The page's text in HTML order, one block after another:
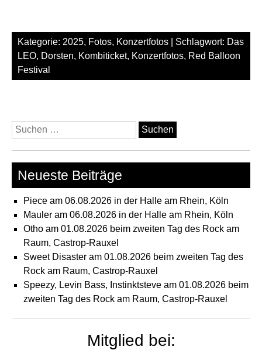
Kategorie: 2025, Fotos, Konzertfotos | Schlagwort: Das
LEO, Dorsten, Kombiticket, Konzertfotos, Red Balloon
Festival
Suchen
nach:
Neueste Beiträge
Piece am 06.08.2026 in der Halle am Rhein, Köln
Mauler am 06.08.2026 in der Halle am Rhein, Köln
Otho am 01.08.2026 beim zweiten Tag des Rock am
Raum, Castrop-Rauxel
Sweet Disaster am 01.08.2026 beim zweiten Tag des
Rock am Raum, Castrop-Rauxel
Speezy, Levin Bass, Instinktsteve am 01.08.2026 beim
zweiten Tag des Rock am Raum, Castrop-Rauxel
Mitglied bei: